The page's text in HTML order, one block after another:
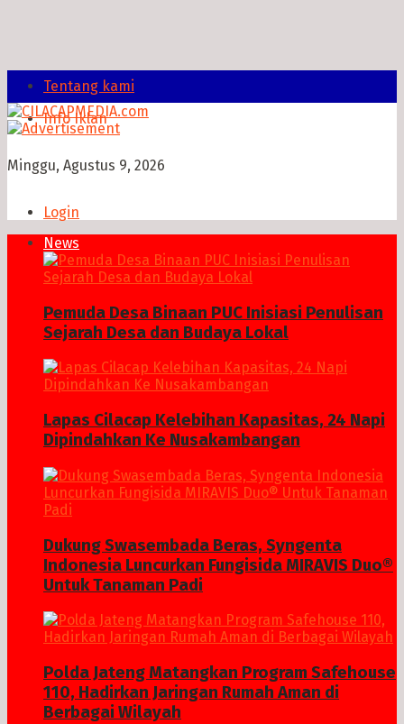
Tentang kami
Info Iklan
Minggu, Agustus 9, 2026
Login
News
Pemuda Desa Binaan PUC Inisiasi Penulisan
Sejarah Desa dan Budaya Lokal
Lapas Cilacap Kelebihan Kapasitas, 24 Napi
Dipindahkan Ke Nusakambangan
Dukung Swasembada Beras, Syngenta
Indonesia Luncurkan Fungisida MIRAVIS Duo®
Untuk Tanaman Padi
Polda Jateng Matangkan Program Safehouse
110, Hadirkan Jaringan Rumah Aman di
Berbagai Wilayah